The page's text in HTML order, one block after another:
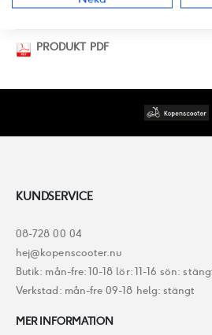
BUTIKSLAGER
PRODUKT PDF
KUNDSERVICE
08-728 00 04
hej@kopenscooter.nu
Butik: mån-fre: 10-18 lör: 11-16 sön:
Verkstad: mån-fre 09-18 helg: stängt
MER INFORMATION